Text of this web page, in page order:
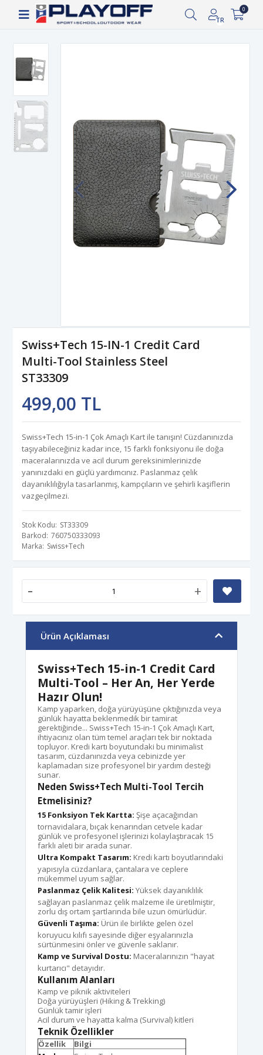
Siparişin 2-8 iş günü arasında kargoya verilecektir.
TR
0
Swiss+Tech 15-IN-1 Credit Card
Multi-Tool Stainless Steel
ST33309
499,00 TL
Swiss+Tech 15-in-1 Çok Amaçlı Kart ile tanışın! Cüzdanınızda
taşıyabileceğiniz kadar ince, 15 farklı fonksiyonu ile doğa
maceralarınızda ve acil durum gereksinimlerinizde
yanınızdaki en güçlü yardımcınız. Paslanmaz çelik
dayanıklılığıyla tasarlanmış, kampçıların ve şehirli kaşiflerin
vazgeçilmezi.
Stok Kodu ST33309
Barkod 760750333093
Marka Swiss+Tech
- +
Ürün Açıklaması
Swiss+Tech 15-in-1 Credit Card
Multi-Tool – Her An, Her Yerde
Hazır Olun!
Kamp yaparken, doğa yürüyüşüne çıktığınızda veya
günlük hayatta beklenmedik bir tamirat
gerektiğinde... Swiss+Tech 15-in-1 Çok Amaçlı Kart,
ihtiyacınız olan tüm temel araçları tek bir noktada
topluyor. Kredi kartı boyutundaki bu minimalist
tasarım, cüzdanınızda veya cebinizde yer
kaplamadan size profesyonel bir yardım desteği
sunar.
Neden Swiss+Tech Multi-Tool Tercih
Etmelisiniz?
15 Fonksiyon Tek Kartta: Şişe açacağından
tornavidalara, bıçak kenarından cetvele kadar
günlük ve profesyonel işlerinizi kolaylaştıracak 15
farklı aleti bir arada sunar.
Ultra Kompakt Tasarım: Kredi kartı boyutlarındaki
yapısıyla cüzdanlara, çantalara ve ceplere
mükemmel uyum sağlar.
Paslanmaz Çelik Kalitesi: Yüksek dayanıklılık
sağlayan paslanmaz çelik malzeme ile üretilmiştir,
zorlu dış ortam şartlarında bile uzun ömürlüdür.
Güvenli Taşıma: Ürün ile birlikte gelen özel
koruyucu kılıfı sayesinde diğer eşyalarınızla
sürtünmesini önler ve güvenle saklanır.
Kamp ve Survival Dostu: Maceralarınızın "hayat
kurtarıcı" detayıdır.
Kullanım Alanları
Kamp ve piknik aktiviteleri
Doğa yürüyüşleri (Hiking & Trekking)
Günlük tamir işleri
Acil durum ve hayatta kalma (Survival) kitleri
Teknik Özellikler
Özellik
Bilgi